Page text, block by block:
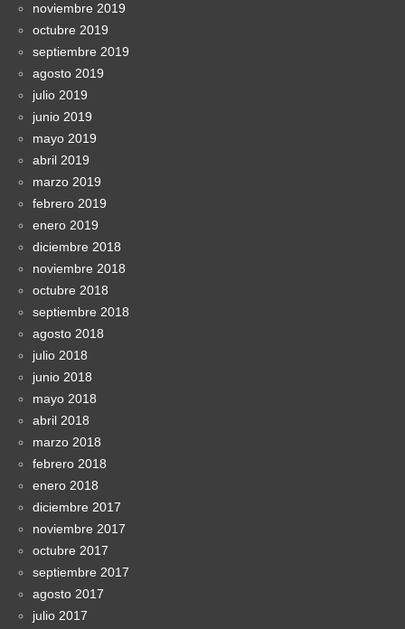
noviembre 2019
octubre 2019
septiembre 2019
agosto 2019
julio 2019
junio 2019
mayo 2019
abril 2019
marzo 2019
febrero 2019
enero 2019
diciembre 2018
noviembre 2018
octubre 2018
septiembre 2018
agosto 2018
julio 2018
junio 2018
mayo 2018
abril 2018
marzo 2018
febrero 2018
enero 2018
diciembre 2017
noviembre 2017
octubre 2017
septiembre 2017
agosto 2017
julio 2017